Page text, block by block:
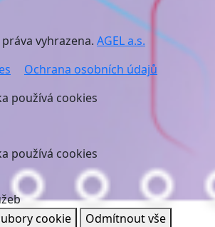
vyhrazena. AGEL a.s.
Ochrana osobních údajů
používá cookies
používá cookies
cookie
Odmítnout vše